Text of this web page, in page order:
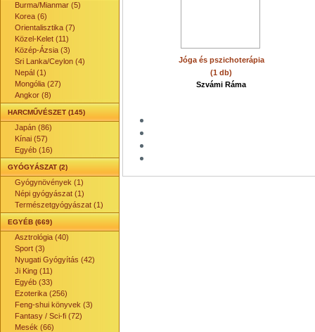
Burma/Mianmar (5)
Korea (6)
Orientalisztika (7)
Közel-Kelet (11)
Közép-Ázsia (3)
Sri Lanka/Ceylon (4)
Nepál (1)
Mongólia (27)
Angkor (8)
HARCMŰVÉSZET (145)
Japán (86)
Kínai (57)
Egyéb (16)
GYÓGYÁSZAT (2)
Gyógynövények (1)
Népi gyógyászat (1)
Természetgyógyászat (1)
EGYÉB (669)
Asztrológia (40)
Sport (3)
Nyugati Gyógyítás (42)
Ji King (11)
Egyéb (33)
Ezoterika (256)
Feng-shui könyvek (3)
Fantasy / Sci-fi (72)
Mesék (66)
Jóga és pszichoterápia
(1 db)
Szvámi Ráma